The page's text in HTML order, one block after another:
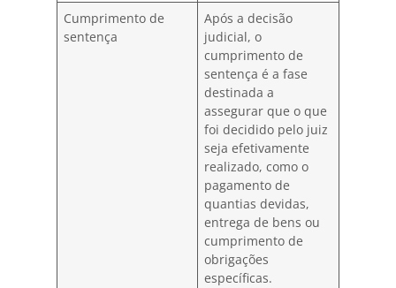
Cumprimento de
sentença
Após a decisão
judicial, o
cumprimento de
sentença é a fase
destinada a
assegurar que o que
foi decidido pelo juiz
seja efetivamente
realizado, como o
pagamento de
quantias devidas,
entrega de bens ou
cumprimento de
obrigações
específicas.